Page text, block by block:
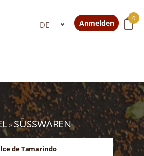
0
Anmelden
>SÜSSWAREN
de Tamarindo